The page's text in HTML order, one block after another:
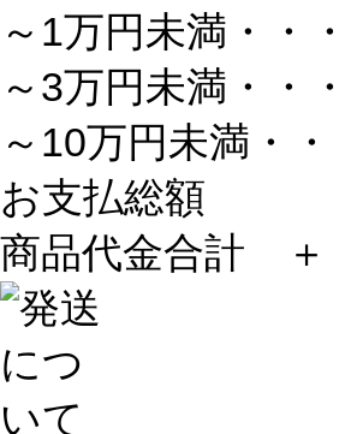
～1万円未満・・
～3万円未満・・
～10万円未満・
お支払総額
商品代金合計